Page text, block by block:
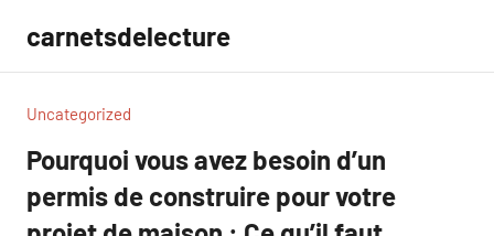
contenu
carnetsdelecture
Uncategorized
Pourquoi vous avez besoin d’un
permis de construire pour votre